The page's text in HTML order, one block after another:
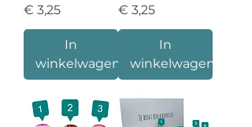
Prijs
€ 3,25
In
winkelwagen
Prijs
€ 3,25
In
winkelwagen